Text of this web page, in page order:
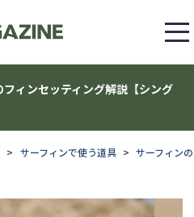
フィンセッティング解説【シング
サーフィンで使う道具 サーフィン